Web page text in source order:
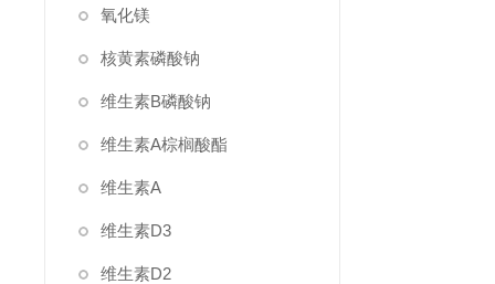
氧化镁
核黄素磷酸钠
维生素B磷酸钠
维生素A棕榈酸酯
维生素A
维生素D3
维生素D2